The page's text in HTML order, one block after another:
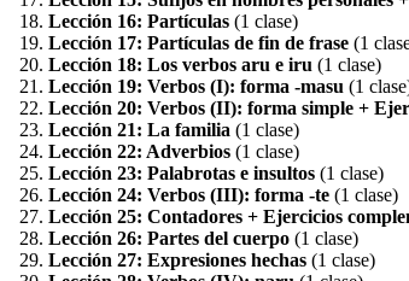
Lección 16: Partículas (1 clase)
Lección 17: Partículas de fin de frase (1
Lección 18: Los verbos aru e iru (1 clase)
Lección 19: Verbos (I): forma -masu (1
Lección 20: Verbos (II): forma simple +
Lección 21: La familia (1 clase)
Lección 22: Adverbios (1 clase)
Lección 23: Palabrotas e insultos (1 clase)
Lección 24: Verbos (III): forma -te (1 clase)
Lección 25: Contadores + Ejercicios
Lección 26: Partes del cuerpo (1 clase)
Lección 27: Expresiones hechas (1 clase)